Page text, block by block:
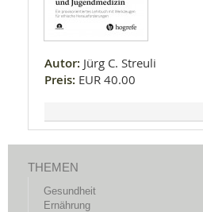
Autor: Jürg C. Streuli
Preis: EUR 40.00
THEMEN
Gesundheit
Ernährung